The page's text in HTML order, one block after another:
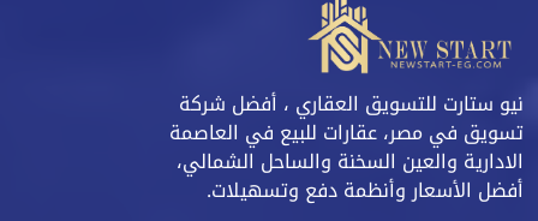
نيو ستارت للتسويق العقاري ، أفضل شركة
تسويق في مصر، عقارات للبيع في العاصمة
الادارية والعين السخنة والساحل الشمالي،
أفضل الأسعار وأنظمة دفع وتسهيلات.